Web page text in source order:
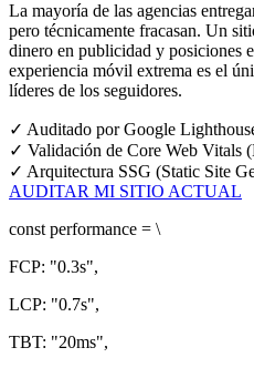
La mayoría de las agencias
pero técnicamente fracasan. Un
dinero en publicidad y posiciones
experiencia móvil extrema es el
líderes de los seguidores.
✓ Auditado por Google
✓ Validación de Core Web Vitals
✓ Arquitectura SSG (Static Site
AUDITAR MI SITIO ACTUAL
const performance = \
FCP: "0.3s",
LCP: "0.7s",
TBT: "20ms",